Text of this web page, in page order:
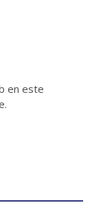
en este